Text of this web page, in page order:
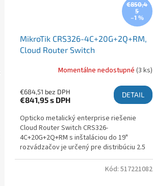
€850,4
5
–1 %
MikroTik CRS326-4C+20G+2Q+RM,
Cloud Router Switch
Momentálne nedostupné (3 ks)
€684,51 bez DPH
€841,95s DPH
DETAIL
Opticko metalický enterprise riešenie
Cloud Router Switch CRS326-
4C+20G+2Q+RM s inštaláciou do 19"
rozvádzačov je určený pre distribúciu 2.5
Gbps LAN siete, ktorá ponúka (20)
100/1000/2500 Mbps, 4 porty typu combo
Kód: 517221082